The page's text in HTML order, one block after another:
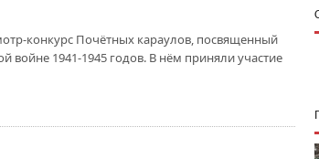
конкурс Почётных караулов, посвященный
1941-1945 годов. В нём приняли участие